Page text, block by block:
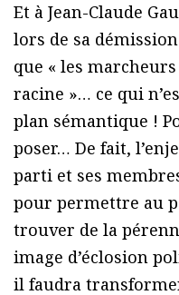
Et à Jean-Claude
lors de sa
que « les
racine »… ce qui
plan sémantique !
poser… De fait,
parti et ses
pour permettre au
trouver de la
image d’éclosion
il faudra